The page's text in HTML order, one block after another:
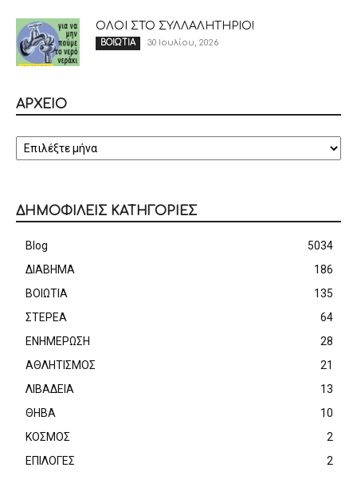
ΟΛΟΙ ΣΤΟ ΣΥΛΛΑΛΗΤΗΡΙΟ!
ΒΟΙΩΤΙΑ 30 Ιουλίου, 2026
ΑΡΧΕΙΟ
ΔΗΜΟΦΙΛΕΙΣ ΚΑΤΗΓΟΡΙΕΣ
Blog
5034
ΔΙΑΒΗΜΑ
186
ΒΟΙΩΤΙΑ
135
ΣΤΕΡΕΑ
64
ΕΝΗΜΕΡΩΣΗ
28
ΑΘΛΗΤΙΣΜΟΣ
21
ΛΙΒΑΔΕΙΑ
13
ΘΗΒΑ
10
ΚΟΣΜΟΣ
2
ΕΠΙΛΟΓΕΣ
2